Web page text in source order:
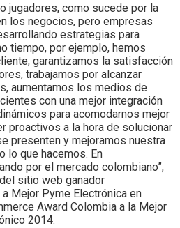
jugadores, como sucede por la
los negocios, pero empresas
estrategias para
tiempo, por ejemplo, hemos
garantizamos la satisfacción
trabajamos por alcanzar
aumentamos los medios de
con una mejor integración
para acomodarnos mejor
proactivos a la hora de solucionar
presenten y mejoramos nuestra
lo que hacemos. En
por el mercado colombiano”,
sitio web ganador
Mejor Pyme Electrónica en
Award Colombia a la Mejor
2014.